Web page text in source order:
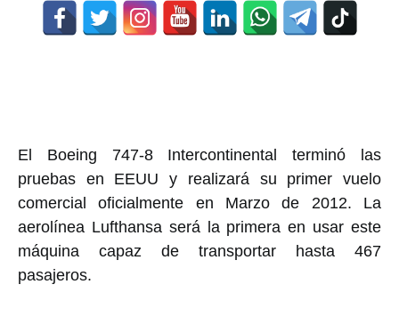
El Boeing 747-8 Intercontinental terminó las
pruebas en EEUU y realizará su primer vuelo
comercial oficialmente en Marzo de 2012. La
aerolínea Lufthansa será la primera en usar este
máquina capaz de transportar hasta 467
pasajeros.